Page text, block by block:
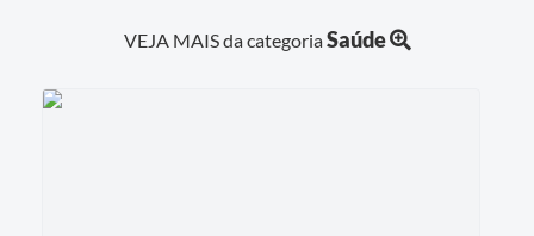
VEJA MAIS da categoriaSaúde